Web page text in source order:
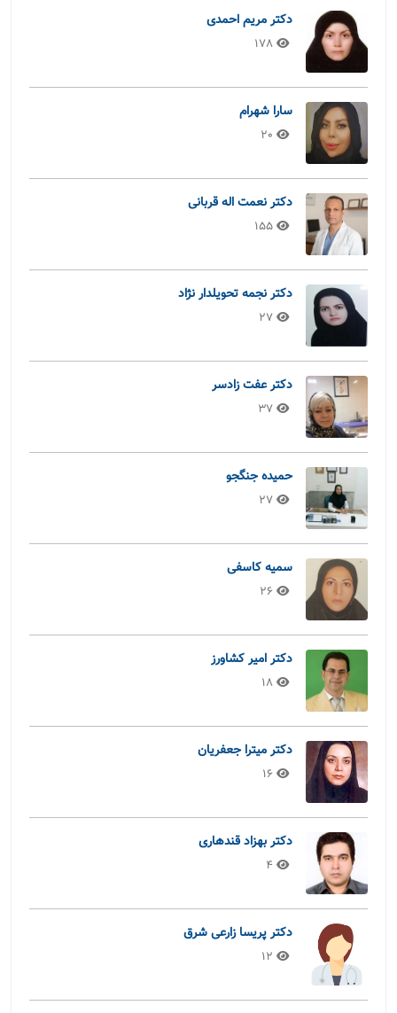
دکتر مریم احمدی
178
سارا شهرام
20
دکتر نعمت اله قربانی
155
دکتر نجمه تحویلدار نژاد
27
دکتر عفت زادسر
37
حمیده جنگجو
27
سمیه کاسفی
26
دکتر امیر کشاورز
18
دکتر میترا جعفریان
16
دکتر بهزاد قندهاری
4
دکتر پریسا زارعی شرق
12